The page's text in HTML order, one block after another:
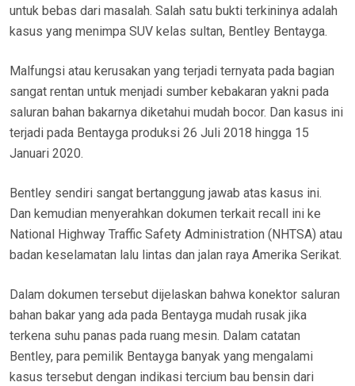
untuk bebas dari masalah. Salah satu bukti terkininya adalah
kasus yang menimpa SUV kelas sultan, Bentley Bentayga.
Malfungsi atau kerusakan yang terjadi ternyata pada bagian
sangat rentan untuk menjadi sumber kebakaran yakni pada
saluran bahan bakarnya diketahui mudah bocor. Dan kasus ini
terjadi pada Bentayga produksi 26 Juli 2018 hingga 15
Januari 2020.
Bentley sendiri sangat bertanggung jawab atas kasus ini.
Dan kemudian menyerahkan dokumen terkait recall ini ke
National Highway Traffic Safety Administration (NHTSA) atau
badan keselamatan lalu lintas dan jalan raya Amerika Serikat.
Dalam dokumen tersebut dijelaskan bahwa konektor saluran
bahan bakar yang ada pada Bentayga mudah rusak jika
terkena suhu panas pada ruang mesin. Dalam catatan
Bentley, para pemilik Bentayga banyak yang mengalami
kasus tersebut dengan indikasi tercium bau bensin dari